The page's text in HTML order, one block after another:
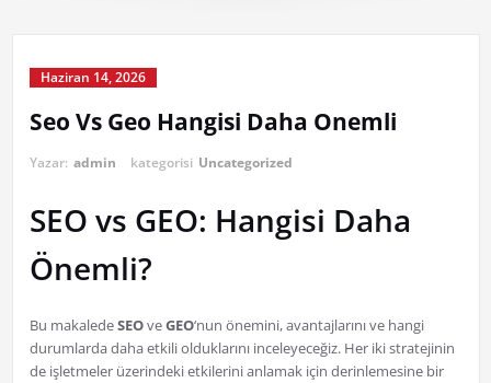
Haziran 14, 2026
Seo Vs Geo Hangisi Daha Onemli
Yazar: admin kategorisi Uncategorized
SEO vs GEO: Hangisi Daha
Önemli?
Bu makaledeSEOveGEO‘nun önemini, avantajlarını ve hangi
durumlarda daha etkili olduklarını inceleyeceğiz. Her iki stratejinin
de işletmeler üzerindeki etkilerini anlamak için derinlemesine bir